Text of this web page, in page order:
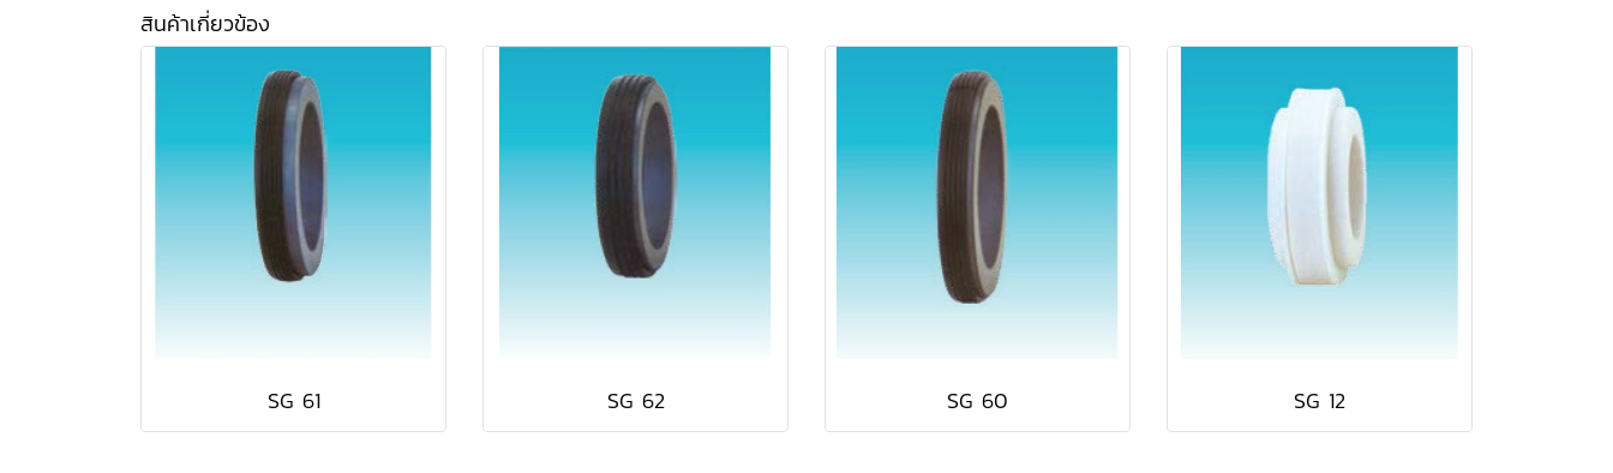
สินค้าเกี่ยวข้อง
SG 61 SG 62 SG 60 SG 12